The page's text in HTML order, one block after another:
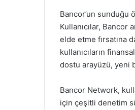
Bancor’un
Kullanıcılar, Bancor
elde etme fırsatına
kullanıcıların
dostu arayüzü, yeni
Bancor Network,
için çeşitli denetim